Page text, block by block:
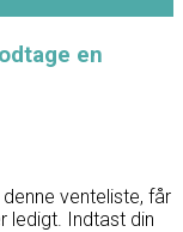
en
venteliste, får
ledigt. Indtast din